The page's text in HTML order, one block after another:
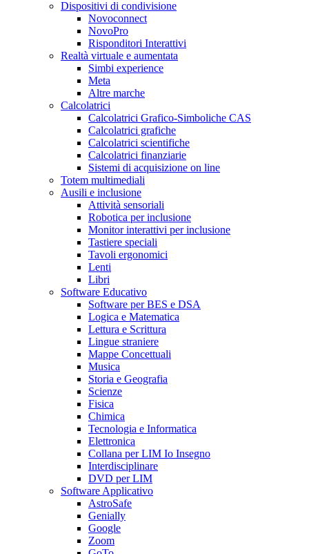
Dispositivi di condivisione
Novoconnect
NovoPro
Risponditori Interattivi
Realtà virtuale e aumentata
Simbi experience
Meta
Altre marche
Calcolatrici
Calcolatrici Grafico-Simboliche CAS
Calcolatrici grafiche
Calcolatrici scientifiche
Calcolatrici finanziarie
Sistemi di acquisizione on line
Totem multimediali
Ausili e inclusione
Attività sensoriali
Robotica per inclusione
Monitor interattivi per inclusione
Tastiere speciali
Tavoli ergonomici
Lenti
Libri
Software Educativo
Software per BES e DSA
Logica e Matematica
Lettura e Scrittura
Lingue straniere
Mappe Concettuali
Musica
Storia e Geografia
Scienze
Fisica
Chimica
Tecnologia e Informatica
Elettronica
Collana per LIM Io Insegno
Interdisciplinare
DVD per LIM
Software Applicativo
AstroSafe
Genially
Google
Zoom